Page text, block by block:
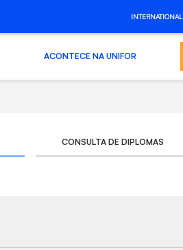
INTERNATIONAL
ACONTECE NA UNIFOR
CONSULTA DE DIPLOMAS